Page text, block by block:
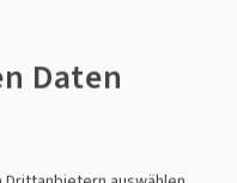
Daten